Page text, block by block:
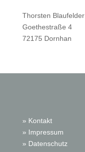
Thorsten Blaufelder
Goethestraße 4
72175 Dornhan
» Kontakt
» Impressum
» Datenschutz